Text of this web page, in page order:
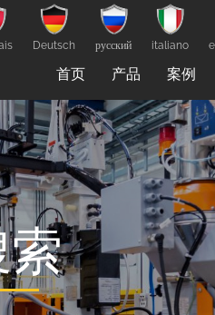
Deutsch русский italiano
首页 产品 案例